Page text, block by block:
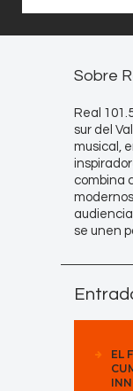
Sobre
Real
sur del
musical,
combina
se unen
EL